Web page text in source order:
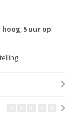
hoog, 5 uur op